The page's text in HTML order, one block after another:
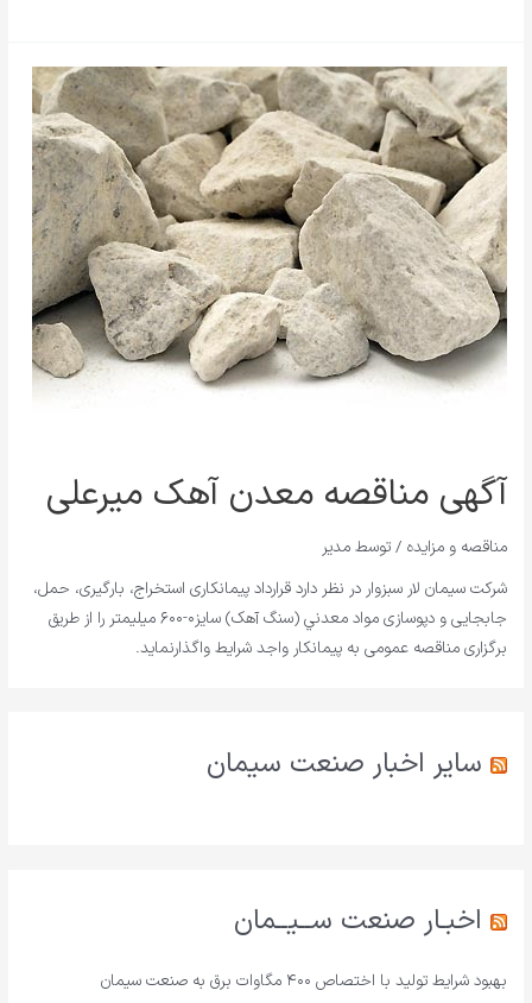
آگهی مناقصه معدن آهک میرعلی
مناقصه و مزایده / توسطمدیر
شركت سيمان لار سبزوار در نظر دارد قرارداد پیمانکاری استخراج، بارگیری، حمل،
جابجایی و دپوسازی مواد معدني (سنگ آهک) سایز۰-۶۰۰ میلیمتر را از طریق
برگزاری مناقصه عمومی به پیمانکار واجد شرایط واگذارنماید.
سایر اخبار صنعت سیمان
اخبـار صنعت ســیــمان
بهبود شرایط تولید با اختصاص ۴۰۰ مگاوات برق به صنعت سیمان